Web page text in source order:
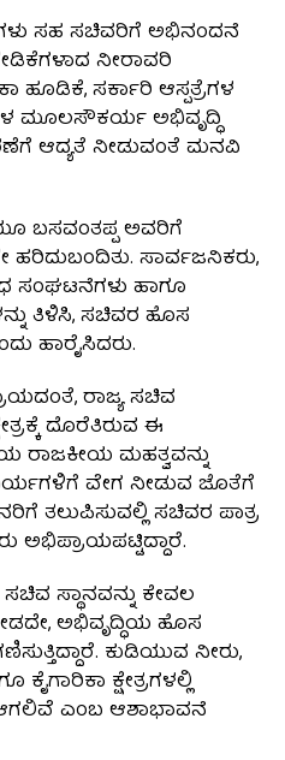
ಸಹ ಸಚಿವರಿಗೆ ಅಭಿನಂದನೆ
ನೀರಾವರಿ
ಹೂಡಿಕೆ, ಸರ್ಕಾರಿ ಆಸ್ಪತ್ರೆಗಳ
ಮೂಲಸೌಕರ್ಯ ಅಭಿವೃದ್ಧಿ
ಆದ್ಯತೆ ನೀಡುವಂತೆ ಮನವಿ
ಬಸವಂತಪ್ಪ ಅವರಿಗೆ
ಸಾರ್ವಜನಿಕರು,
ಸಂಘಟನೆಗಳು ಹಾಗೂ
ತಿಳಿಸಿ, ಸಚಿವರ ಹೊಸ
ಹಾರೈಸಿದರು.
ರಾಜ್ಯ ಸಚಿವ
ದೊರೆತಿರುವ ಈ
ರಾಜಕೀಯ ಮಹತ್ವವನ್ನು
ವೇಗ ನೀಡುವ ಜೊತೆಗೆ
ತಲುಪಿಸುವಲ್ಲಿ ಸಚಿವರ ಪಾತ್ರ
ಅಭಿಪ್ರಾಯಪಟ್ಟಿದ್ದಾರೆ.
ಸ್ಥಾನವನ್ನು ಕೇವಲ
ಅಭಿವೃದ್ಧಿಯ ಹೊಸ
ಕುಡಿಯುವ ನೀರು,
ಕೈಗಾರಿಕಾ ಕ್ಷೇತ್ರಗಳಲ್ಲಿ
ಎಂಬ ಆಶಾಭಾವನೆ